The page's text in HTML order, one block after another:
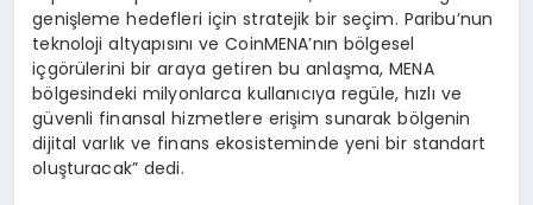
genişleme hedefleri için stratejik bir seçim. Paribu’nun
teknoloji altyapısını ve CoinMENA’nın bölgesel
içgörülerini bir araya getiren bu anlaşma, MENA
bölgesindeki milyonlarca kullanıcıya regüle, hızlı ve
güvenli finansal hizmetlere erişim sunarak bölgenin
dijital varlık ve finans ekosisteminde yeni bir standart
oluşturacak” dedi.